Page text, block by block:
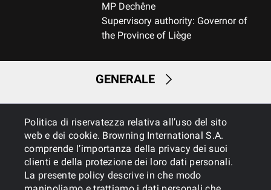
Politica di riservatezza relativa all’uso del sito
web e dei cookie. Browning International S.A.
comprende l’importanza della privacy dei suoi
clienti e della protezione dei loro dati personali.
La presente policy descrive in che modo
MP Dechêne
Supervisory authority: Governor of
the Province of Liège
GENERALE
SERVIZI